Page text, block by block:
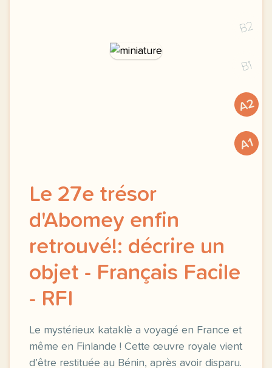
B2
B1
A2
A1
Le 27e trésor
d'Abomey enfin
retrouvé!: décrire un
objet - Français Facile
- RFI
Le mystérieux kataklè a voyagé en France et
même en Finlande ! Cette œuvre royale vient
d’être restituée au Bénin, après avoir disparu.